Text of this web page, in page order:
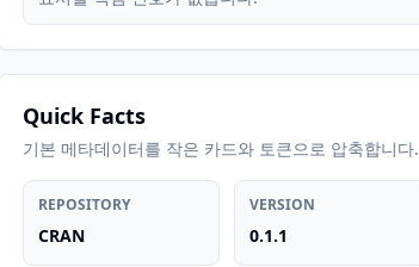
Quick Facts
기본 메타데이터를 작은 카드와 토큰으로 압축합니다.
REPOSITORY
CRAN
VERSION
0.1.1